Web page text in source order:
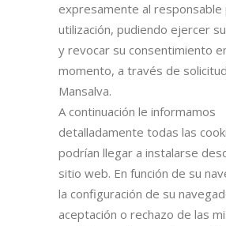
expresamente al responsable
utilización, pudiendo ejercer
y revocar su consentimiento
momento, a través de
Mansalva.
A continuación le informamos
detalladamente todas las
podrían llegar a instalarse
sitio web. En función de su
la configuración de su
aceptación o rechazo de las